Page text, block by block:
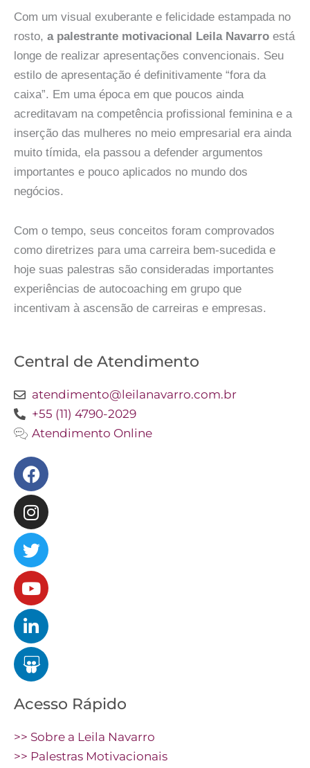
Com um visual exuberante e felicidade estampada no
rosto, a palestrante motivacional Leila Navarro está
longe de realizar apresentações convencionais. Seu
estilo de apresentação é definitivamente “fora da
caixa”. Em uma época em que poucos ainda
acreditavam na competência profissional feminina e a
inserção das mulheres no meio empresarial era ainda
muito tímida, ela passou a defender argumentos
importantes e pouco aplicados no mundo dos
negócios.
Com o tempo, seus conceitos foram comprovados
como diretrizes para uma carreira bem-sucedida e
hoje suas palestras são consideradas importantes
experiências de autocoaching em grupo que
incentivam à ascensão de carreiras e empresas.
Central de Atendimento
atendimento@leilanavarro.com.br
+55 (11) 4790-2029
Atendimento Online
Facebook
Instagram
Twitter
Youtube
Linkedin
Slideshare
Acesso Rápido
>> Sobre a Leila Navarro
>> Palestras Motivacionais